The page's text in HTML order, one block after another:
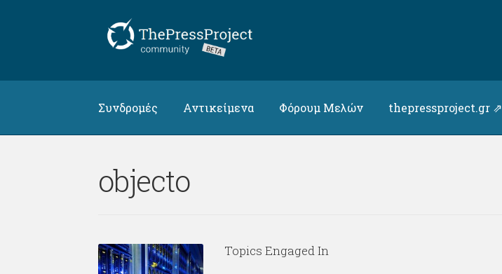
Απευθείας
μετάβαση
Μετάβαση
σε
περιεχόμενο
Συνδρομές Αντικείμενα Φόρουμ Μελών thepressproject.gr ⇗
objecto
Topics Engaged In